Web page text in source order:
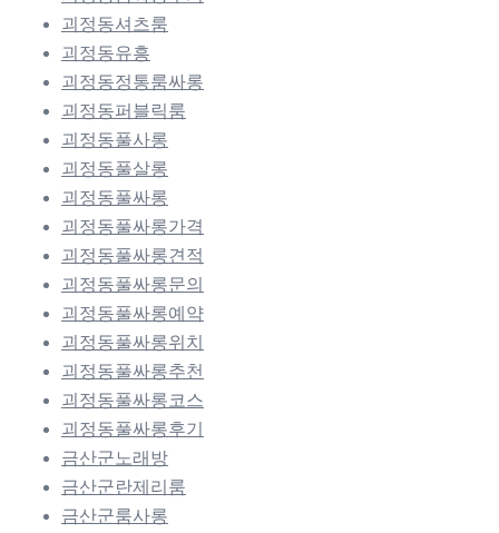
괴정동셔츠룸
괴정동유흥
괴정동정통룸싸롱
괴정동퍼블릭룸
괴정동풀사롱
괴정동풀살롱
괴정동풀싸롱
괴정동풀싸롱가격
괴정동풀싸롱견적
괴정동풀싸롱문의
괴정동풀싸롱예약
괴정동풀싸롱위치
괴정동풀싸롱추천
괴정동풀싸롱코스
괴정동풀싸롱후기
금산군노래방
금산군란제리룸
금산군룸사롱